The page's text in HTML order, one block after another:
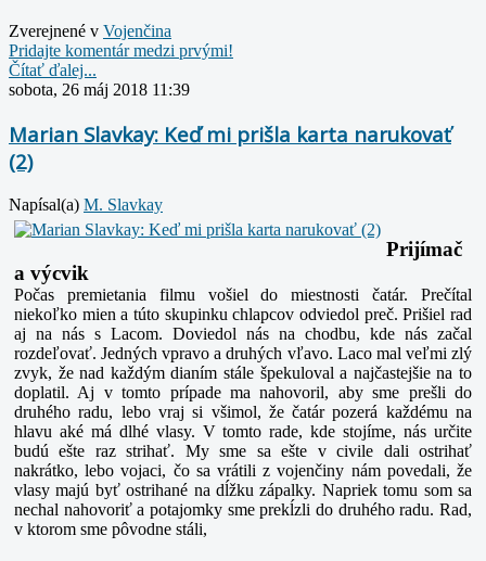
Zverejnené v Vojenčina
Pridajte komentár medzi prvými!
Čítať ďalej...
sobota, 26 máj 2018 11:39
Marian Slavkay: Keď mi prišla karta narukovať
(2)
Napísal(a) M. Slavkay
Prijímač
a výcvik
Počas premietania filmu vošiel do miestnosti čatár. Prečítal
niekoľko mien a túto skupinku chlapcov odviedol preč. Prišiel rad
aj na nás s Lacom. Doviedol nás na chodbu, kde nás začal
rozdeľovať. Jedných vpravo a druhých vľavo. Laco mal veľmi zlý
zvyk, že nad každým dianím stále špekuloval a najčastejšie na to
doplatil. Aj v tomto prípade ma nahovoril, aby sme prešli do
druhého radu, lebo vraj si všimol, že čatár pozerá každému na
hlavu aké má dlhé vlasy. V tomto rade, kde stojíme, nás určite
budú ešte raz strihať. My sme sa ešte v civile dali ostrihať
nakrátko, lebo vojaci, čo sa vrátili z vojenčiny nám povedali, že
vlasy majú byť ostrihané na dĺžku zápalky. Napriek tomu som sa
nechal nahovoriť a potajomky sme prekĺzli do druhého radu. Rad,
v ktorom sme pôvodne stáli,